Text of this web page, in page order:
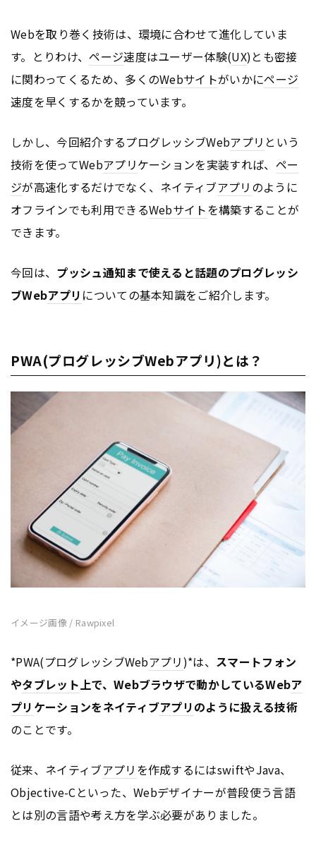
Webを取り巻く技術は、環境に合わせて進化していま
す。とりわけ、ページ速度はユーザー体験(UX)とも密接
に関わってくるため、多くのWebサイトがいかにページ
速度を早くするかを競っています。
しかし、今回紹介するプログレッシブWebアプリ という
技術を使ってWebアプリケーションを実装すれば、 ペー
ジが高速化するだけでなく、ネイティブアプリ のように
オフラインでも利用できるWebサイトを構築することが
できます。
今回は、 プッシュ通知まで使えると話題のプログレッシ
ブWebアプリ についての基本知識をご紹介します。
PWA(プログレッシブWebアプリ)とは？
イメージ画像 / Rawpixel
*PWA(プログレッシブWebアプリ)*は、 スマートフォン
やタブレット上で、Webブラウザで動かしているWebア
プリ ケーションをネイティブアプリのように扱える技術
のことです。
従来、ネイティブアプリ を作成するにはswiftやJava、
Objective-Cといった、Webデザイナーが普段使う言語
とは別の言語や考え方を学ぶ必要がありました。